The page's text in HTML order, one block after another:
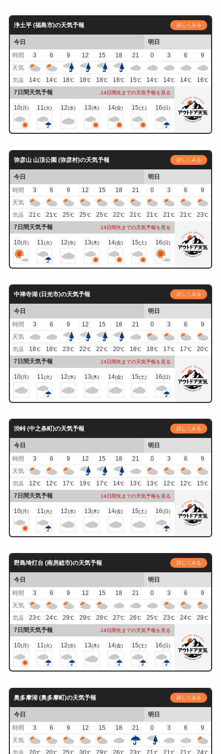
浄土平 (福島市)の天気予報 詳しくみる
今日
明日
時間
3 6 9 12 15 18 21 0 3 6
9
天気
気温 14℃ 14℃ 18℃ 18℃ 18℃ 16℃ 15℃ 14℃ 14℃ 14℃ 16℃
7日間天気予報 14日間先までの天気予報を見る
10(月) 11(火) 12(水) 13(木) 14(金) 15(土) 16(日)
弥彦山 山頂公園 (弥彦村)の天気予報 詳しくみる
今日
明日
時間
3 6 9 12 15 18 21 0 3 6
9
天気
気温 21℃ 21℃ 25℃ 25℃ 25℃ 22℃ 21℃ 21℃ 21℃ 21℃ 23℃
7日間天気予報 14日間先までの天気予報を見る
10(月) 11(火) 12(水) 13(木) 14(金) 15(土) 16(日)
中禅寺湖 (日光市)の天気予報 詳しくみる
今日
明日
時間
3 6 9 12 15 18 21 0 3 6
9
天気
気温 18℃ 18℃ 23℃ 22℃ 22℃ 20℃ 18℃ 18℃ 17℃ 17℃ 20℃
7日間天気予報 14日間先までの天気予報を見る
10(月) 11(火) 12(水) 13(木) 14(金) 15(土) 16(日)
渋峠 (中之条町)の天気予報 詳しくみる
今日
明日
時間
3 6 9 12 15 18 21 0 3 6
9
天気
気温 12℃ 12℃ 17℃ 19℃ 17℃ 14℃ 13℃ 13℃ 12℃ 12℃ 15℃
7日間天気予報 14日間先までの天気予報を見る
10(月) 11(火) 12(水) 13(木) 14(金) 15(土) 16(日)
野島埼灯台 (南房総市)の天気予報 詳しくみる
今日
明日
時間
3 6 9 12 15 18 21 0 3 6
9
天気
気温 23℃ 24℃ 29℃ 29℃ 28℃ 27℃ 26℃ 25℃ 23℃ 24℃ 28℃
7日間天気予報 14日間先までの天気予報を見る
10(月) 11(火) 12(水) 13(木) 14(金) 15(土) 16(日)
奥多摩湖 (奥多摩町)の天気予報 詳しくみる
今日
明日
時間
3 6 9 12 15 18 21 0 3 6
9
天気
気温 20℃ 20℃ 25℃ 30℃ 29℃ 26℃ 23℃ 21℃ 21℃ 21℃ 24℃